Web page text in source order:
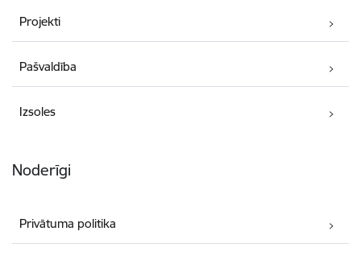
Projekti
Pašvaldība
Izsoles
Noderīgi
Privātuma politika